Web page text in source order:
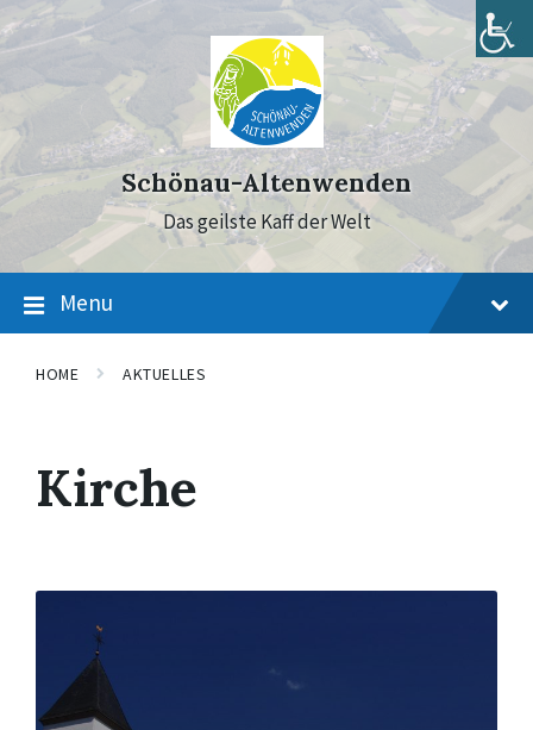
to
content
to
main
navigation
to
footer
Schönau-Altenwenden
Das geilste Kaff der Welt
Menu
HOME AKTUELLES
Kirche
Mehr
erfahren